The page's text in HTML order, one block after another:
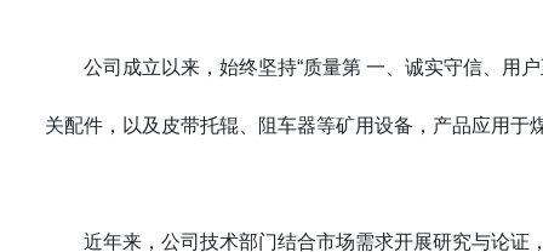
公司成立以来，始终坚持“质量第 一、诚实守信、用
关配件，以及皮带托辊、阻车器等矿用设备，产品应用
近年来，公司技术部门结合市场需求开展研究与论